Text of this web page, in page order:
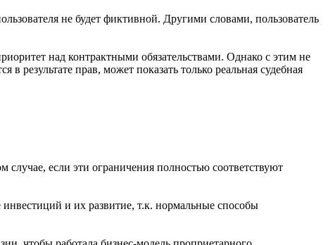
не будет фиктивной. Другими словами, пользователь
над контрактными обязательствами. Однако с этим не
результате прав, может показать только реальная судебная
если эти ограничения полностью соответствуют
и их развитие, т.к. нормальные способы